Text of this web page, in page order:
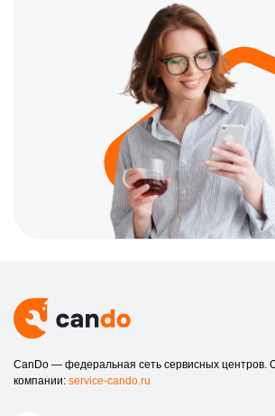
CanDo — федеральная сеть сервисных центров.
компании: service-cando.ru